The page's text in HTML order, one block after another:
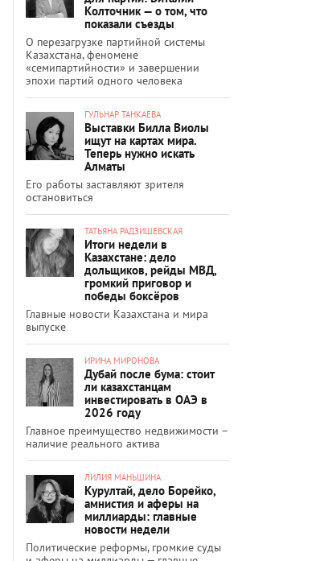
Колточник — о том, что
показали съезды
О перезагрузке партийной системы
Казахстана, феномене
«семипартийности» и завершении
эпохи партий одного человека
ГУЛЬНАР ТАНКАЕВА
Выставки Билла Виолы
ищут на картах мира.
Теперь нужно искать
Алматы
Его работы заставляют зрителя
остановиться
ТАТЬЯНА РАДЗИШЕВСКАЯ
Итоги недели в
Казахстане: дело
дольщиков, рейды МВД,
громкий приговор и
победы боксёров
Главные новости Казахстана и мира
выпуске
ИРИНА МИРОНОВА
Дубай после бума: стоит
ли казахстанцам
инвестировать в ОАЭ в
2026 году
Главное преимущество недвижимости –
наличие реального актива
ЛИЛИЯ МАНЬШИНА
Курултай, дело Борейко,
амнистия и аферы на
миллиарды: главные
новости недели
Политические реформы, громкие суды